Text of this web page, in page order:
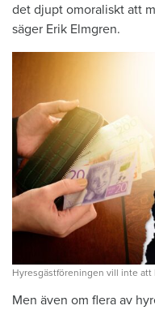
det djupt omoraliskt att
säger Erik Elmgren.
Hyresgästföreningen vill inte att
Men även om flera av